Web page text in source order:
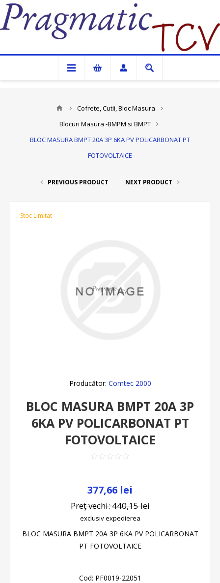
Pragmatic TCV
Cofrete, Cutii, Bloc Masura
Blocuri Masura -BMPM si BMPT
BLOC MASURA BMPT 20A 3P 6KA PV POLICARBONAT PT
FOTOVOLTAICE
PREVIOUS PRODUCT NEXT PRODUCT
Stoc Limitat
Producător: Comtec 2000
BLOC MASURA BMPT 20A 3P
6KA PV POLICARBONAT PT
FOTOVOLTAICE
377,66 lei
Preț vechi:440,15 lei
exclusivexpedierea
BLOC MASURA BMPT 20A 3P 6KA PV POLICARBONAT
PT FOTOVOLTAICE
Cod: PF0019-22051